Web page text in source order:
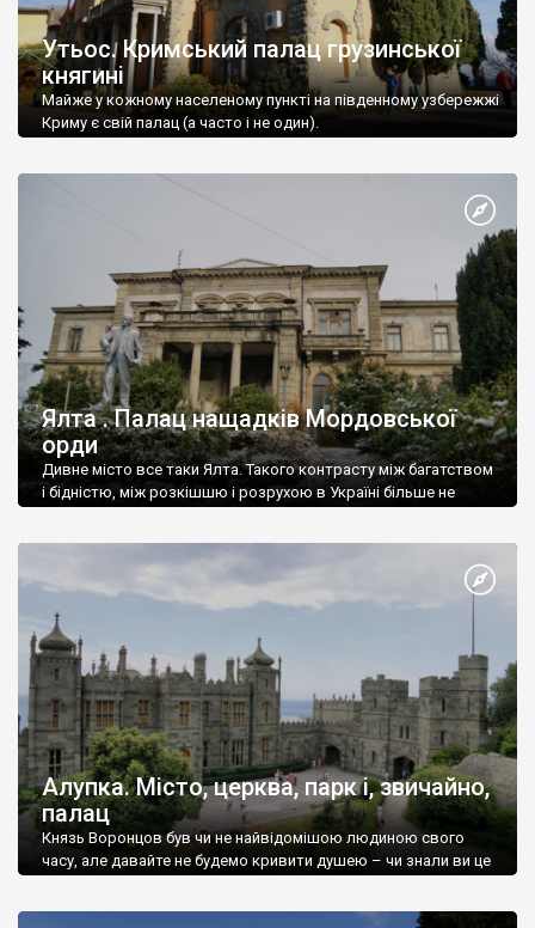
Утьос. Кримський палац грузинської
княгині
Майже у кожному населеному пункті на південному узбережжі
Криму є свій палац (а часто і не один).
Ялта . Палац нащадків Мордовської
орди
Дивне місто все таки Ялта. Такого контрасту між багатством
і бідністю, між розкішшю і розрухою в Україні більше не
Алупка. Місто, церква, парк і, звичайно,
палац
Князь Воронцов був чи не найвідомішою людиною свого
часу, але давайте не будемо кривити душею – чи знали ви це